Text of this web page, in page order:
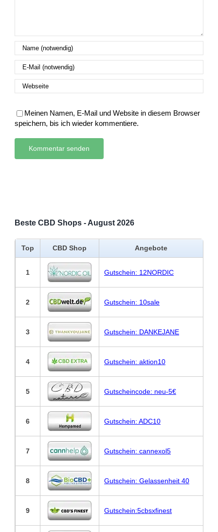
Meinen Namen, E-Mail und Website in diesem Browser
speichern, bis ich wieder kommentiere.
Beste CBD Shops - August 2026
Top CBD Shop Angebote
1 Gutschein: 12NORDIC
2 Gutschein: 10sale
3 Gutschein: DANKEJANE
4 Gutschein: aktion10
5 Gutscheincode: neu-5€
6 Gutschein: ADC10
7 Gutschein: cannexol5
8 Gutschein: Gelassenheit 40
9 Gutschein:5cbsxfinest